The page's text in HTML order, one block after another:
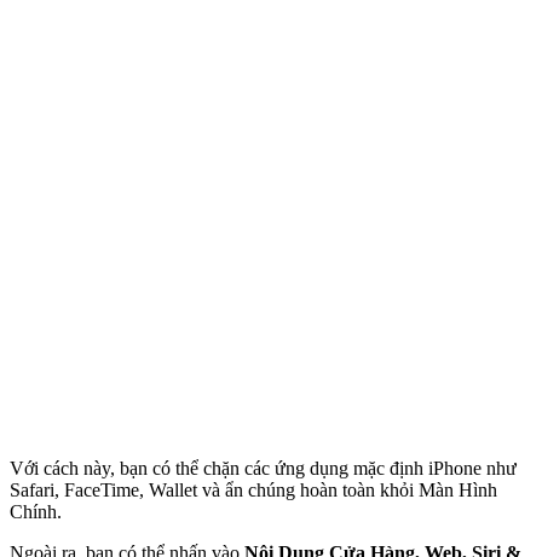
Với cách này, bạn có thể chặn các ứng dụng mặc định iPhone như
Safari, FaceTime, Wallet và ẩn chúng hoàn toàn khỏi Màn Hình
Chính.